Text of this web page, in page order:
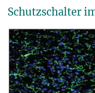
Schutzschalter